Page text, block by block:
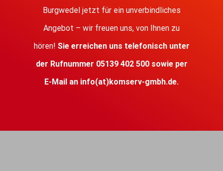
Burgwedel jetzt für ein unverbindliches
Angebot – wir freuen uns, von Ihnen zu
hören! Sie erreichen uns telefonisch unter
der Rufnummer 05139 402 500 sowie per
E-Mail an info(at)komserv-gmbh.de.